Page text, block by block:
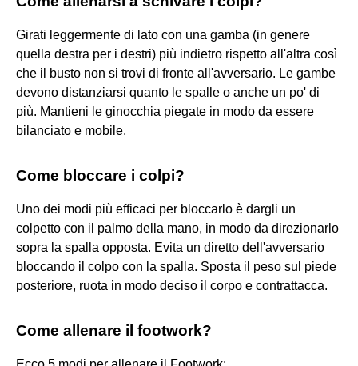
Girati leggermente di lato con una gamba (in genere
quella destra per i destri) più indietro rispetto all'altra così
che il busto non si trovi di fronte all'avversario. Le gambe
devono distanziarsi quanto le spalle o anche un po' di
più. Mantieni le ginocchia piegate in modo da essere
bilanciato e mobile.
Come bloccare i colpi?
Uno dei modi più efficaci per bloccarlo è dargli un
colpetto con il palmo della mano, in modo da direzionarlo
sopra la spalla opposta. Evita un diretto dell'avversario
bloccando il colpo con la spalla. Sposta il peso sul piede
posteriore, ruota in modo deciso il corpo e contrattacca.
Come allenare il footwork?